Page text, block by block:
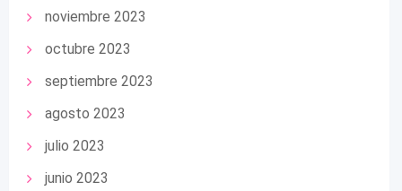
noviembre 2023
octubre 2023
septiembre 2023
agosto 2023
julio 2023
junio 2023